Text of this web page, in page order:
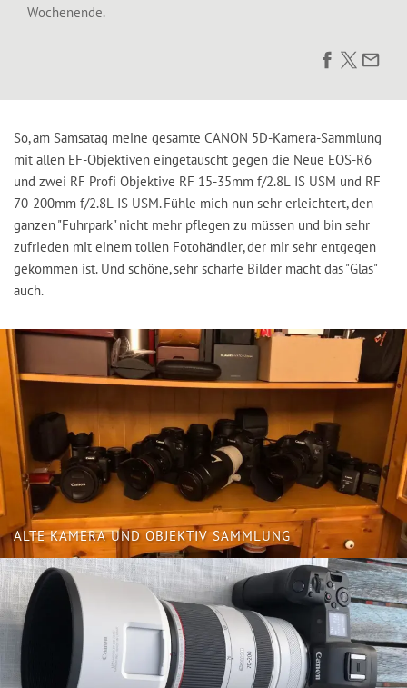
Wochenende.
So, am Samsatag meine gesamte CANON 5D-Kamera-Sammlung
mit allen EF-Objektiven eingetauscht gegen die Neue EOS-R6
und zwei RF Profi Objektive RF 15-35mm f/2.8L IS USM und RF
70-200mm f/2.8L IS USM. Fühle mich nun sehr erleichtert, den
ganzen "Fuhrpark" nicht mehr pflegen zu müssen und bin sehr
zufrieden mit einem tollen Fotohändler, der mir sehr entgegen
gekommen ist. Und schöne, sehr scharfe Bilder macht das "Glas"
auch.
ALTE KAMERA UND OBJEKTIV SAMMLUNG